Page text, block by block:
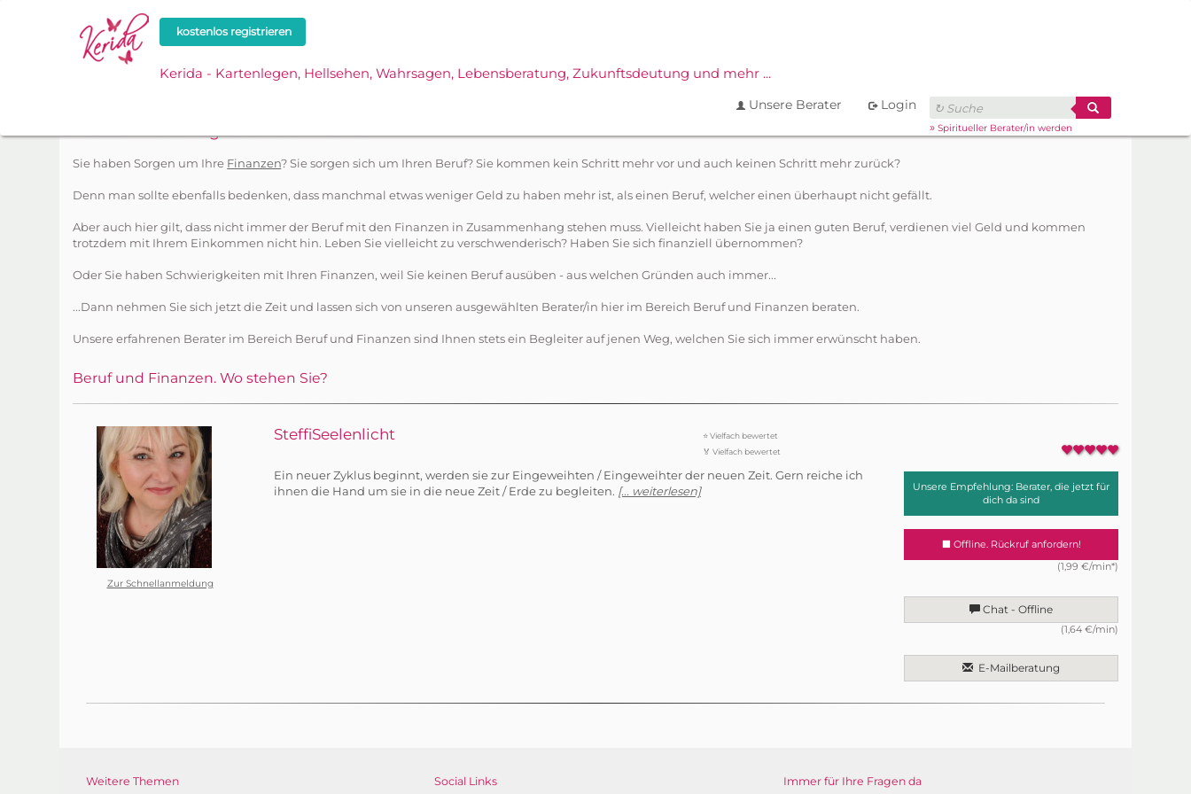
kostenlos registrieren
Kerida - Kartenlegen, Hellsehen, Wahrsagen, Lebensberatung, Zukunftsdeutung und mehr ...
Unsere Berater
Login
» Spiritueller Berater/in werden
Sie haben Sorgen um Ihre Finanzen? Sie sorgen sich um Ihren Beruf? Sie kommen kein Schritt mehr vor und auch keinen Schritt mehr zurück?
Denn man sollte ebenfalls bedenken, dass manchmal etwas weniger Geld zu haben mehr ist, als einen Beruf, welcher einen überhaupt nicht gefällt.
Aber auch hier gilt, dass nicht immer der Beruf mit den Finanzen in Zusammenhang stehen muss. Vielleicht haben Sie ja einen guten Beruf, verdienen viel Geld und kommen
trotzdem mit Ihrem Einkommen nicht hin. Leben Sie vielleicht zu verschwenderisch? Haben Sie sich finanziell übernommen?
Oder Sie haben Schwierigkeiten mit Ihren Finanzen, weil Sie keinen Beruf ausüben - aus welchen Gründen auch immer...
...Dann nehmen Sie sich jetzt die Zeit und lassen sich von unseren ausgewählten Berater/in hier im Bereich Beruf und Finanzen beraten.
Unsere erfahrenen Berater im Bereich Beruf und Finanzen sind Ihnen stets ein Begleiter auf jenen Weg, welchen Sie sich immer erwünscht haben.
Beruf und Finanzen. Wo stehen Sie?
Zur Schnellanmeldung
SteffiSeelenlicht
⭐ Vielfach bewertet
🏅 Vielfach bewertet
Ein neuer Zyklus beginnt, werden sie zur Eingeweihten / Eingeweihter der neuen Zeit. Gern reiche ich
ihnen die Hand um sie in die neue Zeit / Erde zu begleiten. [... weiterlesen]
Unsere Empfehlung: Berater, die jetzt für
dich da sind
Offline. Rückruf anfordern!
(1,99 €/min*)
Chat - Offline
(1,64 €/min)
E-Mailberatung
Weitere Themen Social Links Immer für Ihre Fragen da